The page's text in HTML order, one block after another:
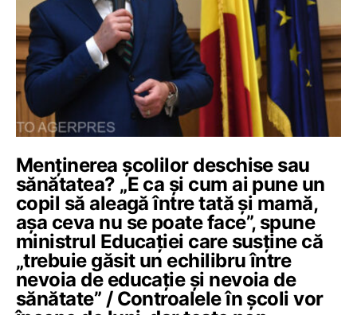
Menținerea școlilor deschise sau
sănătatea? „E ca și cum ai pune un
copil să aleagă între tată și mamă,
așa ceva nu se poate face”, spune
ministrul Educației care susține că
„trebuie găsit un echilibru între
nevoia de educație și nevoia de
sănătate” / Controalele în școli vor